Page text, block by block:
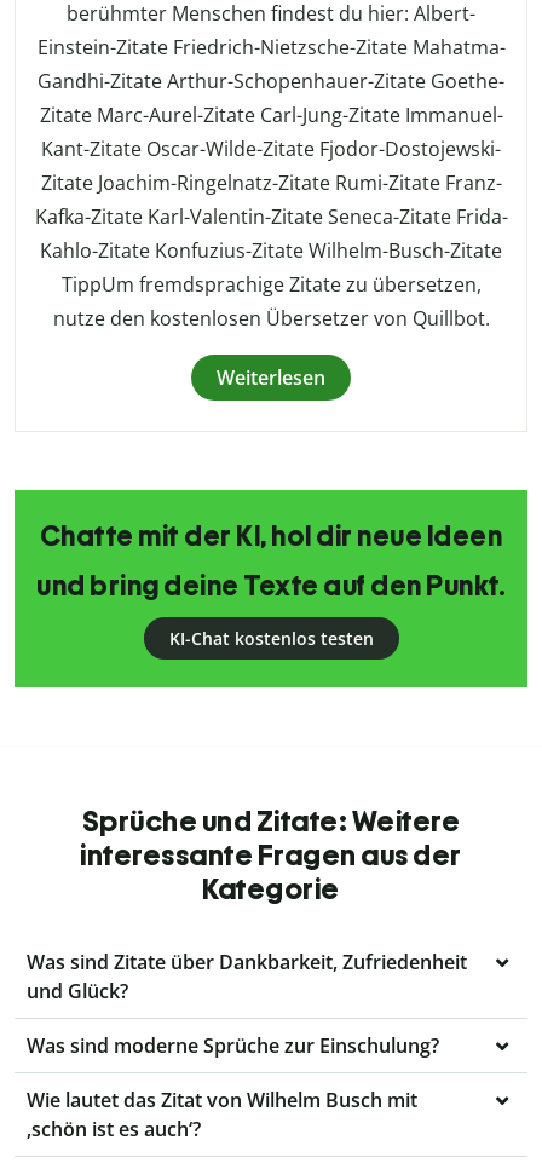
berühmter Menschen findest du hier: Albert-
Einstein-Zitate Friedrich-Nietzsche-Zitate Mahatma-
Gandhi-Zitate Arthur-Schopenhauer-Zitate Goethe-
Zitate Marc-Aurel-Zitate Carl-Jung-Zitate Immanuel-
Kant-Zitate Oscar-Wilde-Zitate Fjodor-Dostojewski-
Zitate Joachim-Ringelnatz-Zitate Rumi-Zitate Franz-
Kafka-Zitate Karl-Valentin-Zitate Seneca-Zitate Frida-
Kahlo-Zitate Konfuzius-Zitate Wilhelm-Busch-Zitate
TippUm fremdsprachige Zitate zu übersetzen,
nutze den kostenlosen Übersetzer von Quillbot.
Weiterlesen
Chatte mit der KI, hol dir neue Ideen
und bring deine Texte auf den Punkt.
KI-Chat kostenlos testen
Sprüche und Zitate: Weitere
interessante Fragen aus der
Kategorie
Was sind Zitate über Dankbarkeit, Zufriedenheit
und Glück?
Was sind moderne Sprüche zur Einschulung?
Wie lautet das Zitat von Wilhelm Busch mit
‚schön ist es auch‘?